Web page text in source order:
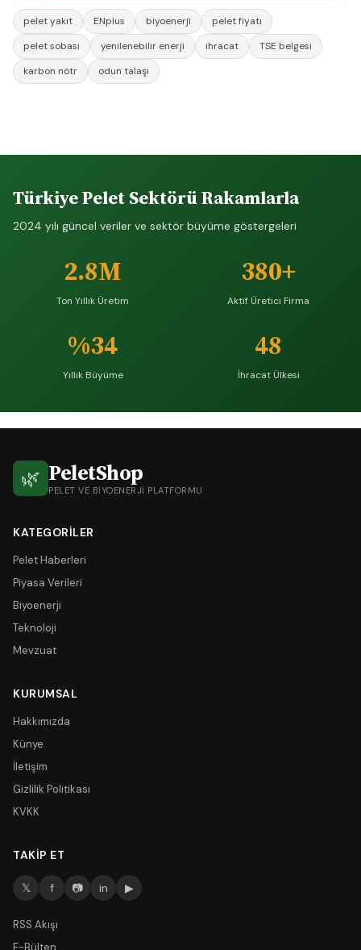
pelet yakıt ENplus biyoenerji
pelet fiyatı
pelet sobası
yenilenebilir enerji ihracat
TSE belgesi
karbon nötr
odun talaşı
Türkiye Pelet Sektörü Rakamlarla
2024 yılı güncel veriler ve sektör büyüme göstergeleri
2.8M
Ton Yıllık Üretim
380+
Aktif Üretici Firma
%34
Yıllık Büyüme
48
İhracat Ülkesi
🌿 PeletShop
PELET VE BIYOENERJI PLATFORMU
KATEGORILER
Pelet Haberleri
Piyasa Verileri
Biyoenerji
Teknoloji
Mevzuat
KURUMSAL
Hakkımızda
Künye
İletişim
Gizlilik Politikası
KVKK
TAKIP ET
𝕏 f 📷 in ▶
RSS Akışı
E-Bülten